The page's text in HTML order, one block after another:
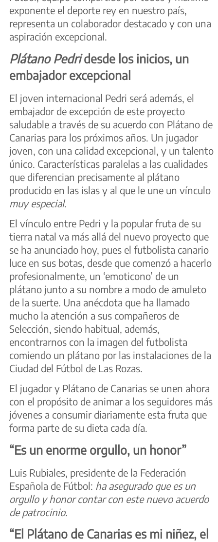
exponente el deporte rey en nuestro país,
representa un colaborador destacado y con una
aspiración excepcional.
Plátano Pedridesde los inicios, un
embajador excepcional
El joven internacional Pedri será además, el
embajador de excepción de este proyecto
saludable a través de su acuerdo con Plátano de
Canarias para los próximos años. Un jugador
joven, con una calidad excepcional, y un talento
único. Características paralelas a las cualidades
que diferencian precisamente al plátano
producido en las islas y al que le une un vínculo
muy especial.
El vínculo entre Pedri y la popular fruta de su
tierra natal va más allá del nuevo proyecto que
se ha anunciado hoy, pues el futbolista canario
luce en sus botas, desde que comenzó a hacerlo
profesionalmente, un ‘emoticono’ de un
plátano junto a su nombre a modo de amuleto
de la suerte. Una anécdota que ha llamado
mucho la atención a sus compañeros de
Selección, siendo habitual, además,
encontrarnos con la imagen del futbolista
comiendo un plátano por las instalaciones de la
Ciudad del Fútbol de Las Rozas.
El jugador y Plátano de Canarias se unen ahora
con el propósito de animar a los seguidores más
jóvenes a consumir diariamente esta fruta que
forma parte de su dieta cada día.
“Es un enorme orgullo, un honor”
Luis Rubiales, presidente de la Federación
Española de Fútbol: ha asegurado que es un
orgullo y honor contar con este nuevo acuerdo
de patrocinio.
“El Plátano de Canarias es mi niñez, el